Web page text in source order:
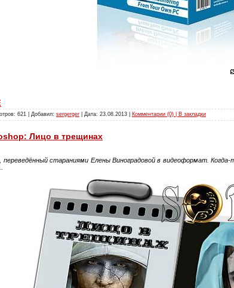
621 | Добавил: sergerger | Дата: 23.08.2013 Комментарии (0) | В закладки
Лицо в трещинах
стараниями Елены Виноградовой в видеоформат.